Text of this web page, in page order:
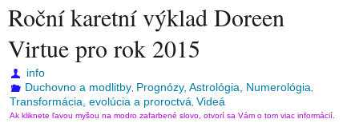
Roční karetní výklad Doreen
Virtue pro rok 2015
info
Duchovno a modlitby Prognózy, Astrológia, Numerológia
Transformácia, evolúcia a proroctvá Videá
Ak kliknete ľavou myšou na modro zafarbené slovo, otvorí sa Vám o tom viac informácií.